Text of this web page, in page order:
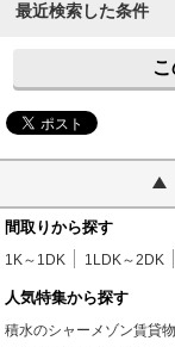
最近検索した条件
間取りから探す
1K～1DK 1LDK～2DK
人気特集から探す
積水のシャーメゾン賃貸